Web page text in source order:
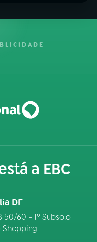
a EBC
DF
50/60 – 1º Subsolo
Shopping